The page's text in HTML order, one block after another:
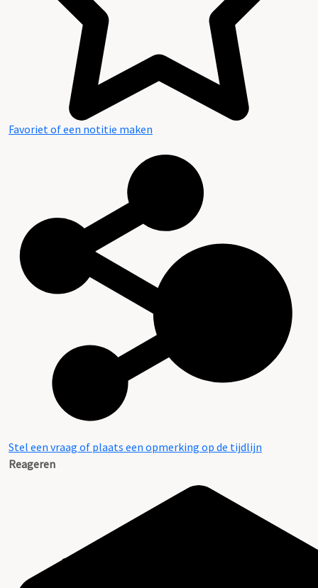
Favoriet of een notitie maken
Stel een vraag of plaats een opmerking op de tijdlijn
Reageren